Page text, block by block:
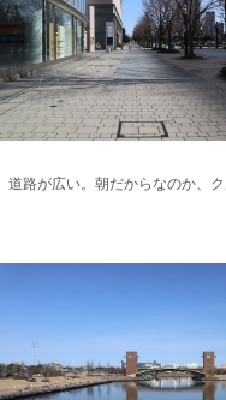
道路が広い。朝だからなのか、